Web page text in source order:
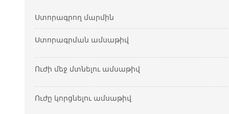
Ստորագրող մարմին
Ստորագրման ամսաթիվ
Ուժի մեջ մտնելու ամսաթիվ
Ուժը կորցնելու ամսաթիվ